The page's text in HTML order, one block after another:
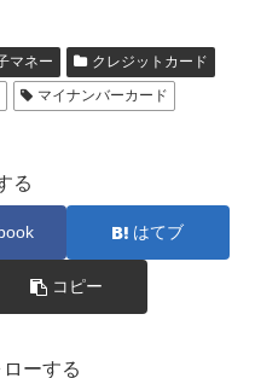
マネー
クレジットカード
マイナンバーカード
る
はてブ
コピー
ーする